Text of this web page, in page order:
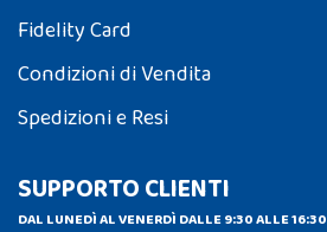
Fidelity Card
Condizioni di Vendita
Spedizioni e Resi
SUPPORTO CLIENTI
DAL LUNEDÌ AL VENERDÌ DALLE 9:30 ALLE 16:30